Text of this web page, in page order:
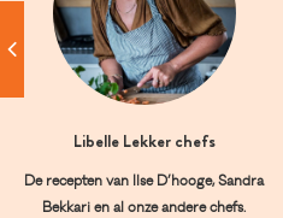
Libelle Lekker chefs
De recepten van Ilse D’hooge, Sandra
Bekkari en al onze andere chefs.